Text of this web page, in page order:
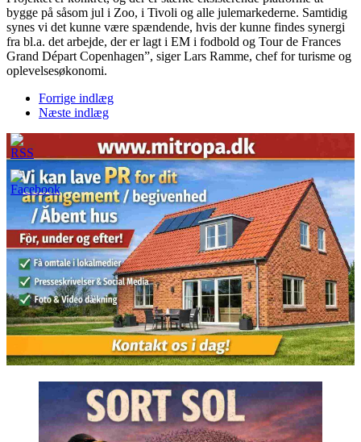
bygge på såsom jul i Zoo, i Tivoli og alle julemarkederne. Samtidig
synes vi det kunne være spændende, hvis der kunne findes synergi
fra bl.a. det arbejde, der er lagt i EM i fodbold og Tour de Frances
Grand Départ Copenhagen”, siger Lars Ramme, chef for turisme og
oplevelsesøkonomi.
Forrige indlæg
Næste indlæg